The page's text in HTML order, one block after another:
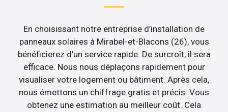
En choisissant notre entreprise d’installation de
panneaux solaires à Mirabel-et-Blacons (26), vous
bénéficierez d’un service rapide. De surcroît, il sera
efficace. Nous nous déplaçons rapidement pour
visualiser votre logement ou bâtiment. Après cela,
nous émettons un chiffrage gratis et précis. Vous
obtenez une estimation au meilleur coût. Cela